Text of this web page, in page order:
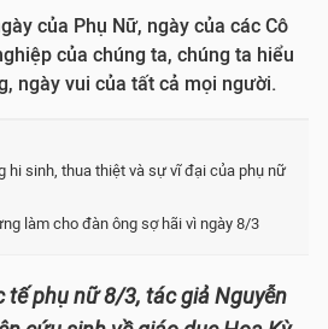
của Phụ Nữ, ngày của các Cô
của chúng ta, chúng ta hiểu
ngày vui của tất cả mọi người.
hi sinh, thua thiệt và sự vĩ đại của phụ nữ
làm cho đàn ông sợ hãi vì ngày 8/3
tế phụ nữ 8/3, tác giả Nguyễn